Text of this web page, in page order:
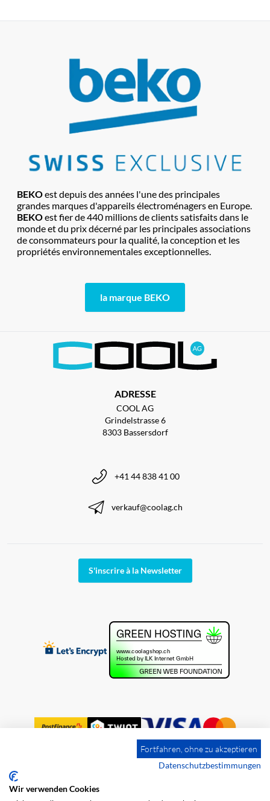
BEKOest depuis des années l'une des principales
grandes marques d'appareils électroménagers en Europe.
BEKOest fier de 440 millions de clients satisfaits dans le
monde et du prix décerné par les principales associations
de consommateurs pour la qualité, la conception et les
propriétés environnementales exceptionnelles.
la marque BEKO
ADRESSE
COOL AG
Grindelstrasse 6
8303 Bassersdorf
+41 44 838 41 00
verkauf@coolag.ch
S'inscrire à la Newsletter
Impression
Fortfahren, ohne zu akzeptieren
Datenschutzbestimmungen
Wir verwenden Cookies